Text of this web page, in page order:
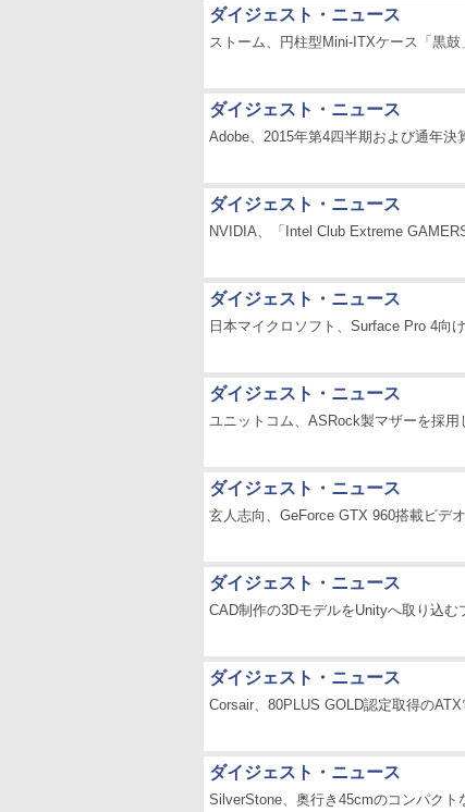
ダイジェスト・ニュース
ストーム、円柱型Mini-ITXケース「黒
ダイジェスト・ニュース
Adobe、2015年第4四半期および通年
ダイジェスト・ニュース
NVIDIA、「Intel Club Extreme
ダイジェスト・ニュース
日本マイクロソフト、Surface Pro 4
ダイジェスト・ニュース
ユニットコム、ASRock製マザーを採
ダイジェスト・ニュース
玄人志向、GeForce GTX 960搭載ビデ
ダイジェスト・ニュース
CAD制作の3DモデルをUnityへ取り込
ダイジェスト・ニュース
Corsair、80PLUS GOLD認定取得の
ダイジェスト・ニュース
SilverStone、奥行き45cmのコンパク